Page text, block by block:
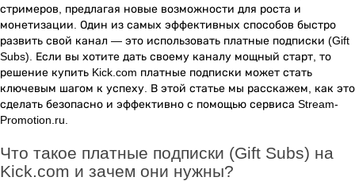
стримеров, предлагая новые возможности для роста и
монетизации. Один из самых эффективных способов быстро
развить свой канал — это использовать платные подписки (Gift
Subs). Если вы хотите дать своему каналу мощный старт, то
решение купить Kick.com платные подписки может стать
ключевым шагом к успеху. В этой статье мы расскажем, как это
сделать безопасно и эффективно с помощью сервиса Stream-
Promotion.ru.
Что такое платные подписки (Gift Subs) на
Kick.com и зачем они нужны?